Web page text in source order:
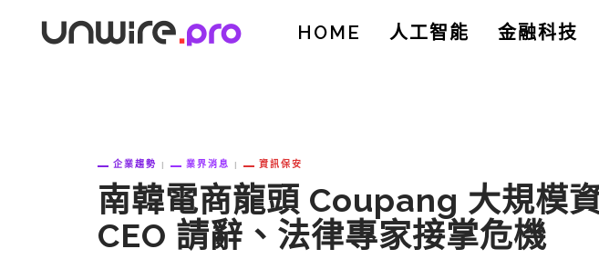
HOME 人工智能 金融科技
企業趨勢 業界消息 資訊保安
南韓電商龍頭 Coupang 大規模
CEO 請辭、法律專家接掌危機